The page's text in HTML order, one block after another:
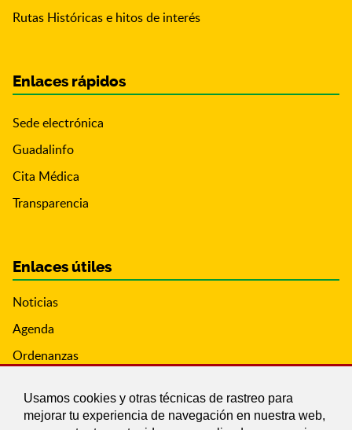
Usamos cookies y otras técnicas de rastreo para
mejorar tu experiencia de navegación en nuestra web,
Rutas Históricas e hitos de interés
Enlaces rápidos
Sede electrónica
Guadalinfo
Cita Médica
Transparencia
Enlaces útiles
Noticias
Agenda
Ordenanzas